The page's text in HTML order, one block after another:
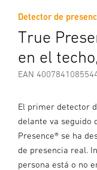
Detector de
True
en el
EAN
El primer detector
delante va seguido
Presence® se ha
de presencia real.
persona está o no